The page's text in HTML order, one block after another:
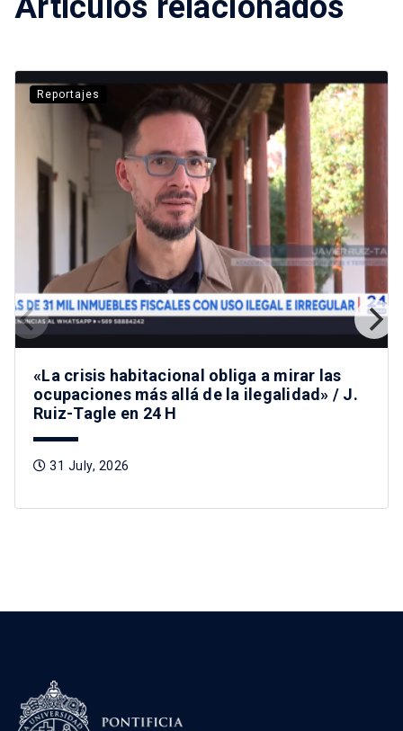
Reportajes
«La crisis habitacional obliga a mirar las
ocupaciones más allá de la ilegalidad» / J.
Ruiz-Tagle en 24 H
31 July, 2026